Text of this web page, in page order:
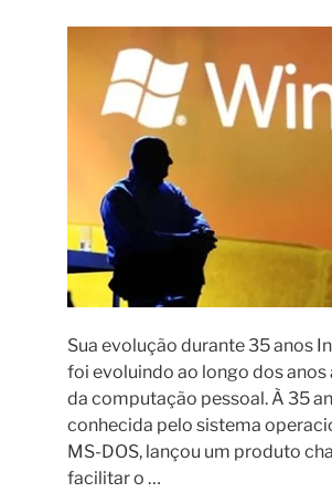
Sua evolução durante 35 anos
foi evoluindo ao longo dos
da computação pessoal. À 35
conhecida pelo sistema
MS-DOS, lançou um produto
facilitar o …